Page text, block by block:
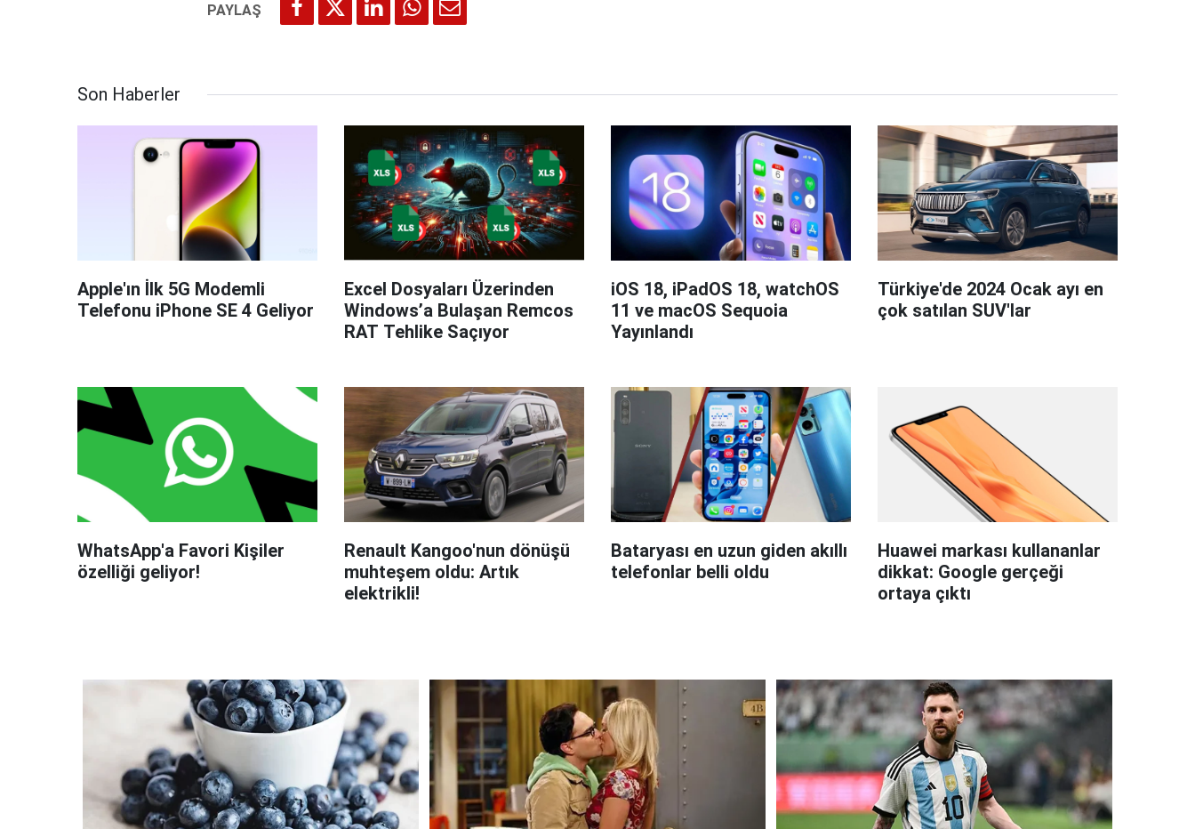
Son Haberler
Apple'ın İlk 5G Modemli
Telefonu iPhone SE 4 Geliyor
Excel Dosyaları Üzerinden
Windows’a Bulaşan Remcos
RAT Tehlike Saçıyor
iOS 18, iPadOS 18, watchOS
11 ve macOS Sequoia
Yayınlandı
Türkiye'de 2024 Ocak ayı en
çok satılan SUV'lar
WhatsApp'a Favori Kişiler
özelliği geliyor!
Renault Kangoo'nun dönüşü
muhteşem oldu: Artık
elektrikli!
Bataryası en uzun giden akıllı
telefonlar belli oldu
Huawei markası kullananlar
dikkat: Google gerçeği
ortaya çıktı